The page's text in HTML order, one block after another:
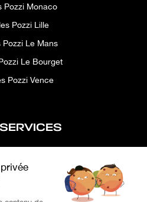
Pozzi Monaco
Pozzi Lille
Pozzi Le Mans
Le Bourget
Pozzi Vence
service